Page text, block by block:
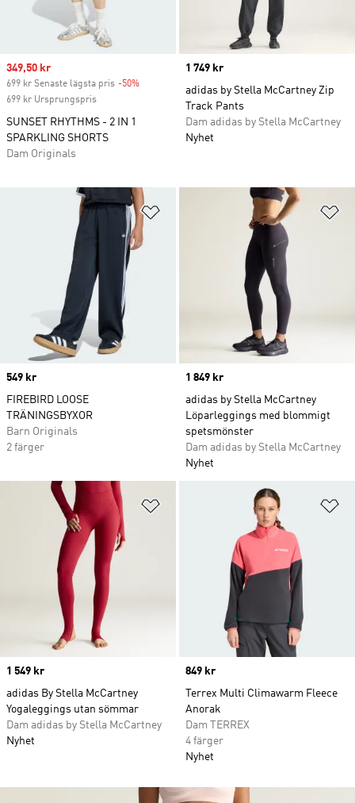
Sale price
349,50 kr
699 kr Senaste lägsta pris -50%
699 kr Ursprungspris
SUNSET RHYTHMS - 2 IN 1
SPARKLING SHORTS
Dam Originals
Price
1 749 kr
adidas by Stella McCartney Zip
Track Pants
Dam adidas by Stella McCartney
Nyhet
Lägg till på önskelistan
Price
549 kr
FIREBIRD LOOSE
TRÄNINGSBYXOR
Barn Originals
2 färger
Price
1 849 kr
adidas by Stella McCartney
Löparleggings med blommigt
spetsmönster
Dam adidas by Stella McCartney
Nyhet
Lägg till på önskelistan
Price
1 549 kr
adidas By Stella McCartney
Yogaleggings utan sömmar
Dam adidas by Stella McCartney
Nyhet
Price
849 kr
Terrex Multi Climawarm Fleece
Anorak
Dam TERREX
4 färger
Nyhet